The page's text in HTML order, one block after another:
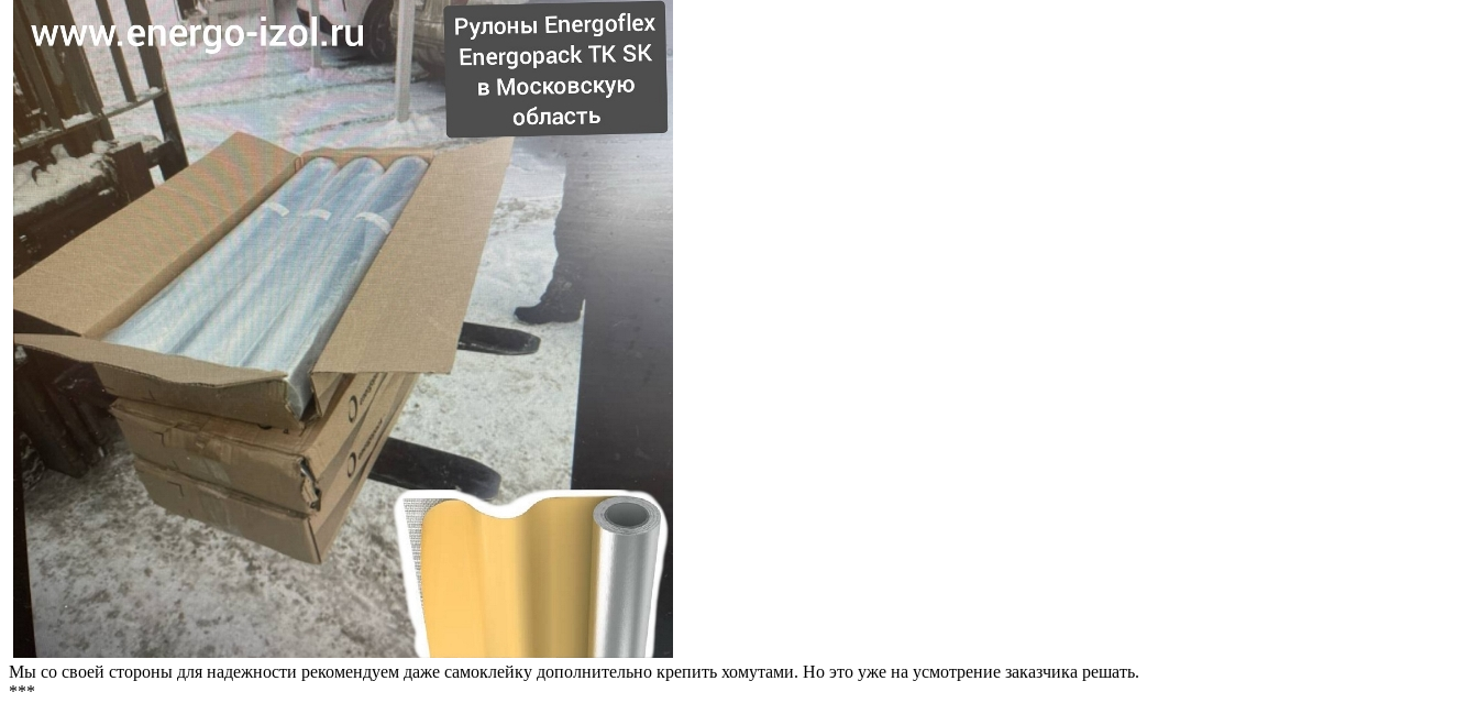
Мы со своей стороны для надежности рекомендуем даже самоклейку дополнительно крепить хомутами. Но это уже на усмотрение заказчика решать.
***